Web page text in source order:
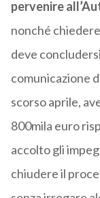
pervenire
nonché
deve
comunicazione
scorso aprile,
800mila euro
accolto gli
chiudere il